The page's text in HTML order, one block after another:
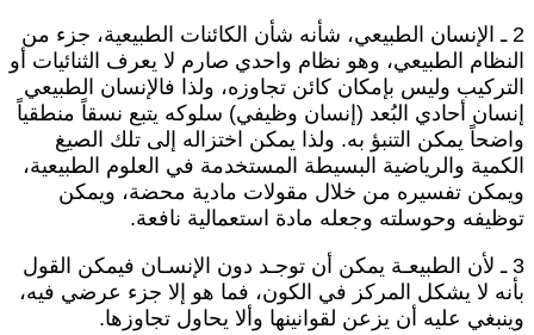
2 ـ الإنسان الطبيعي، شأنه شأن الكائنات الطبيعية، جزء من
الطبيعي، وهو نظام واحدي صارم لا يعرف الثنائيات أو
وليس بإمكان كائن تجاوزه، ولذا فالإنسان الطبيعي
أحادي البُعد (إنسان وظيفي) سلوكه يتبع نسقاً منطقياً
يمكن التنبؤ به. ولذا يمكن اختزاله إلى تلك الصيغ
والرياضية البسيطة المستخدمة في العلوم الطبيعية،
تفسيره من خلال مقولات مادية محضة، ويمكن
وحوسلته وجعله مادة استعمالية نافعة.
3 ـ لأن الطبيعـة يمكن أن توجـد دون الإنسـان فيمكن القول
لا يشكل المركز في الكون، فما هو إلا جزء عرضي فيه،
عليه أن يزعن لقوانينها وألا يحاول تجاوزها.